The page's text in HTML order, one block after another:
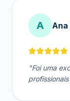
A Ana
"Foi uma